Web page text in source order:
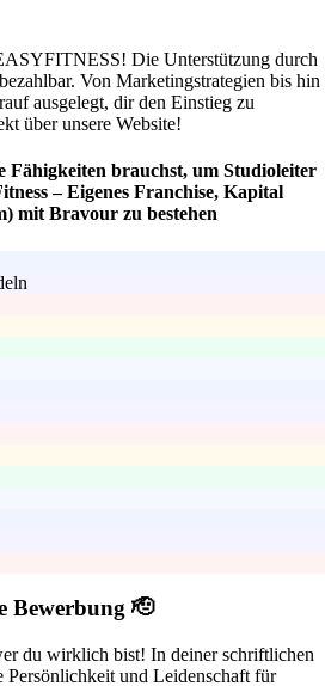
Die Unterstützung durch
Von Marketingstrategien bis hin
ausgelegt, dir den Einstieg zu
über unsere Website!
Fähigkeiten brauchst, um Studioleiter
– Eigenes Franchise, Kapital
mit Bravour zu bestehen
Bewerbung 🫡
du wirklich bist! In deiner schriftlichen
Persönlichkeit und Leidenschaft für